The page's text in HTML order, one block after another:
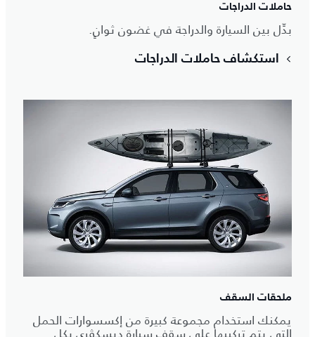
حاملات الدراجات
بدِّل بين السيارة والدراجة في غضون ثوانٍ.
استكشاف حاملات الدراجات
ملحقات السقف
يمكنك استخدام مجموعة كبيرة من إكسسوارات الحمل